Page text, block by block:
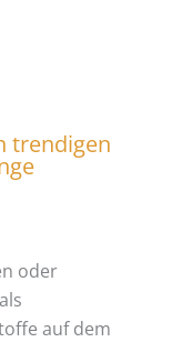
trendigen
oder
auf dem